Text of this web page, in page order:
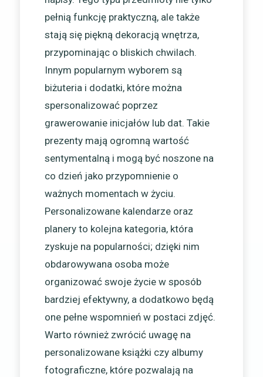
pełnią funkcję praktyczną, ale także
stają się piękną dekoracją wnętrza,
przypominając o bliskich chwilach.
Innym popularnym wyborem są
biżuteria i dodatki, które można
spersonalizować poprzez
grawerowanie inicjałów lub dat. Takie
prezenty mają ogromną wartość
sentymentalną i mogą być noszone na
co dzień jako przypomnienie o
ważnych momentach w życiu.
Personalizowane kalendarze oraz
planery to kolejna kategoria, która
zyskuje na popularności; dzięki nim
obdarowywana osoba może
organizować swoje życie w sposób
bardziej efektywny, a dodatkowo będą
one pełne wspomnień w postaci zdjęć.
Warto również zwrócić uwagę na
personalizowane książki czy albumy
fotograficzne, które pozwalają na